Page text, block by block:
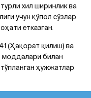
хил ширинлик ва
учун қўпол сўзлар
етказган.
(Ҳақорат қилиш) ва
моддалари билан
ҳужжатлар